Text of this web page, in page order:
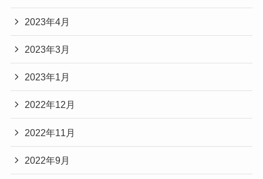
2023年4月
2023年3月
2023年1月
2022年12月
2022年11月
2022年9月